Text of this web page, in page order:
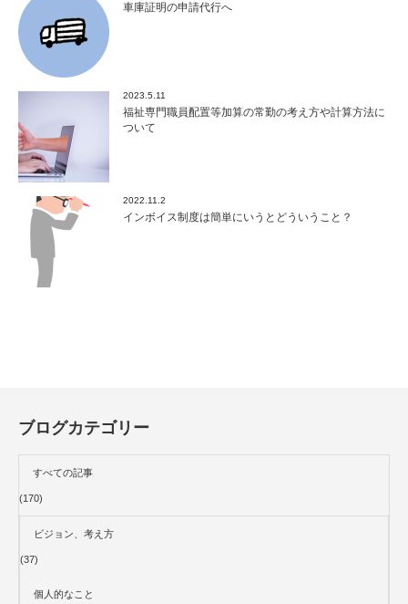
車庫証明の申請代行へ
2023.5.11
福祉専門職員配置等加算の常勤の考え方や計算方法に
ついて
2022.11.2
インボイス制度は簡単にいうとどういうこと？
ブログカテゴリー
すべての記事
(170)
ビジョン、考え方
(37)
個人的なこと